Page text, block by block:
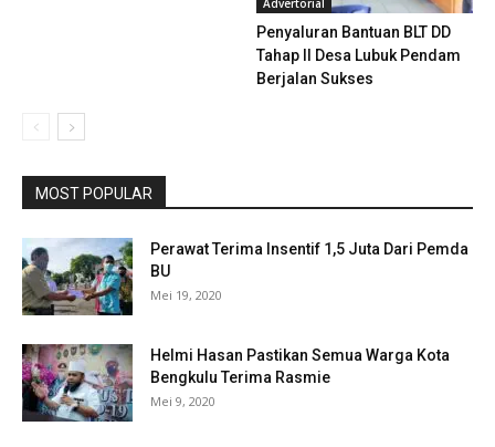
Advertorial
Penyaluran Bantuan BLT DD
Tahap II Desa Lubuk Pendam
Berjalan Sukses
MOST POPULAR
Perawat Terima Insentif 1,5 Juta Dari Pemda
BU
Mei 19, 2020
Helmi Hasan Pastikan Semua Warga Kota
Bengkulu Terima Rasmie
Mei 9, 2020